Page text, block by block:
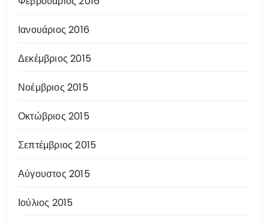
Ιανουάριος 2016
Δεκέμβριος 2015
Νοέμβριος 2015
Οκτώβριος 2015
Σεπτέμβριος 2015
Αύγουστος 2015
Ιούλιος 2015